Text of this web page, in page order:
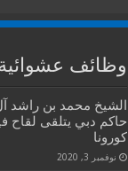
وظائف
الشيخ محمد بن راشد
حاكم دبي يتلقى لقاح
كورونا
نوفمبر 3, 2020